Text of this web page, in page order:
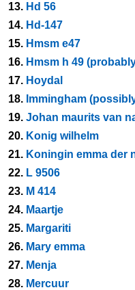
13. Hd 56
14. Hd-147
15. Hmsm e47
16. Hmsm h 49
17. Hoydal
18. Immingham
19. Johan maurits van
20. Konig wilhelm
21. Koningin emma der
22. L 9506
23. M 414
24. Maartje
25. Margariti
26. Mary emma
27. Menja
28. Mercuur